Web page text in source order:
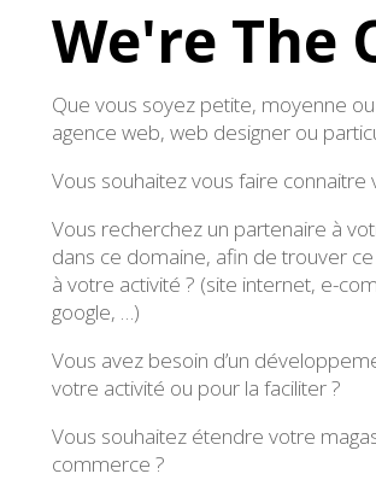
We're The
Que vous soyez petite, moyenne
agence web, web designer ou
Vous souhaitez vous faire connaitre
Vous recherchez un partenaire à
dans ce domaine, afin de trouver
à votre activité ? (site internet, e-
google, …)
Vous avez besoin d’un
votre activité ou pour la faciliter ?
Vous souhaitez étendre votre
commerce ?